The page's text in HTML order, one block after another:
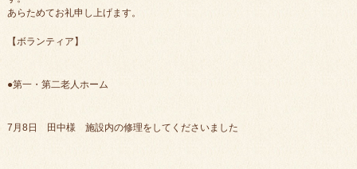
あらためてお礼申し上げます。
【ボランティア】
●第一・第二老人ホーム
7月8日 田中様 施設内の修理をしてくださいました